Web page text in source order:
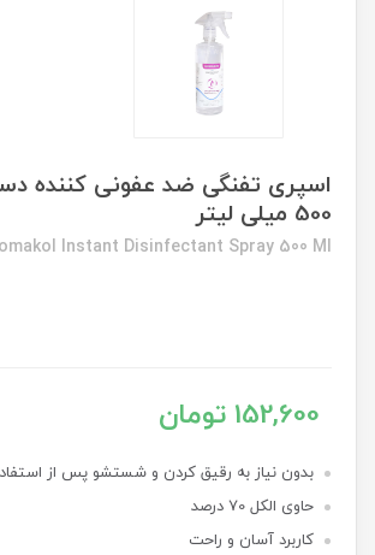
اسپری تفنگی ضد عفونی کننده
500 میلی لیتر
Instant Disinfectant Spray 500 Ml
152,600 تومان
بدون نیاز به رقیق کردن و شستشو پس از
حاوی الکل 70 درصد
کاربرد آسان و راحت